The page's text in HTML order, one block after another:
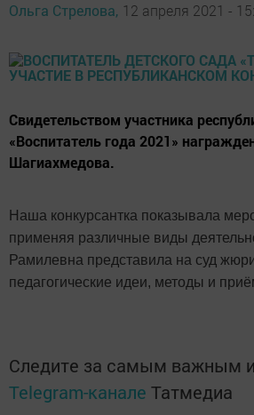
Ольга Стрелова, 12 апреля 2021 -
Свидетельством участника
«Воспитатель года 2021»
Шагиахмедова.
Наша конкурсантка показывала
применяя различные виды
Рамилевна представила на суд
педагогические идеи, методы и
Следите за самым важным
Telegram-канале Татмедиа